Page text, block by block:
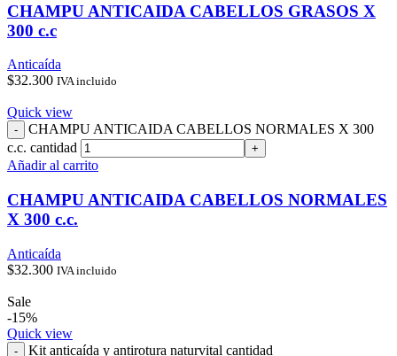
CHAMPU ANTICAIDA CABELLOS GRASOS X
300 c.c
Anticaída
$32.300 IVA incluido
Quick view
CHAMPU ANTICAIDA CABELLOS NORMALES X 300
c.c. cantidad
Añadir al carrito
CHAMPU ANTICAIDA CABELLOS NORMALES
X 300 c.c.
Anticaída
$32.300 IVA incluido
Sale
-15%
Quick view
Kit anticaída y antirotura naturvital cantidad